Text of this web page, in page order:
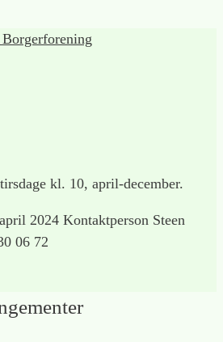
kl. 10, april-december.
2024 Kontaktperson Steen
06 72